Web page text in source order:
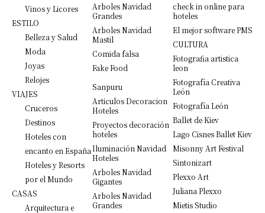
Vinos y Licores
ESTILO
Belleza y Salud
Moda
Joyas
Relojes
VIAJES
Cruceros
Destinos
Hoteles con
encanto en España
Hoteles y Resorts
por el Mundo
CASAS
Arquitectura e
Arboles Navidad
Grandes
Arboles Navidad
Mastil
Comida falsa
Fake Food
Sanpuru
Articulos Decoracion
Hoteles
Proyectos decoración
hoteles
Iluminación Navidad
Hoteles
Arboles Navidad
Gigantes
Arboles Navidad
Grandes
check in online para
hoteles
El mejor software PMS
CULTURA
Fotografia artistica
leon
Fotografía Creativa
León
Fotografía León
Ballet de Kiev
Lago Cisnes Ballet Kiev
Misonny Art Festival
Sintonizart
Plexxo Art
Juliana Plexxo
Mietis Studio